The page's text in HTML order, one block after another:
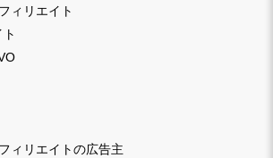
ィリエイト
ィリエイトの広告主